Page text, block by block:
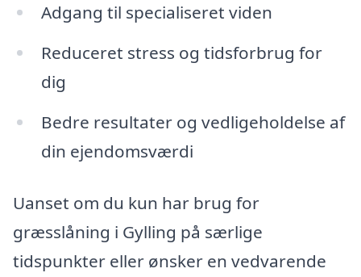
Adgang til specialiseret viden
Reduceret stress og tidsforbrug for
dig
Bedre resultater og vedligeholdelse af
din ejendomsværdi
Uanset om du kun har brug for
græsslåning i Gylling på særlige
tidspunkter eller ønsker en vedvarende